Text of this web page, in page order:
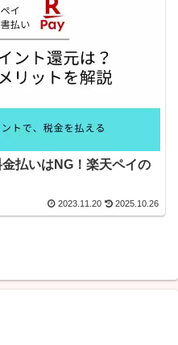
金払いはNG！楽天ペイの
2023.11.20 2025.10.26